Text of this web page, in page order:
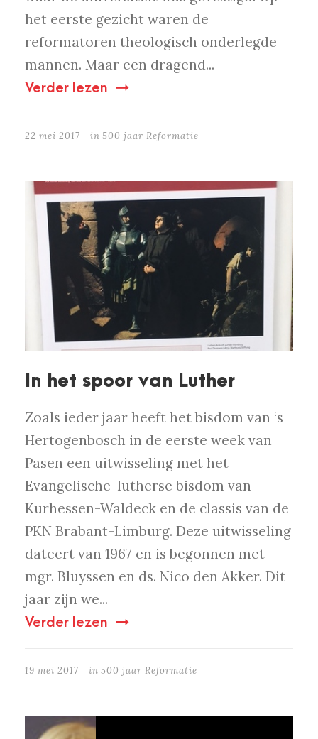
het eerste gezicht waren de
reformatoren theologisch onderlegde
mannen. Maar een dragend...
Verder lezen
22 mei 2017 in 500 jaar Reformatie
In het spoor van Luther
Zoals ieder jaar heeft het bisdom van ‘s
Hertogenbosch in de eerste week van
Pasen een uitwisseling met het
Evangelische-lutherse bisdom van
Kurhessen-Waldeck en de classis van de
PKN Brabant-Limburg. Deze uitwisseling
dateert van 1967 en is begonnen met
mgr. Bluyssen en ds. Nico den Akker. Dit
jaar zijn we...
Verder lezen
19 mei 2017 in 500 jaar Reformatie